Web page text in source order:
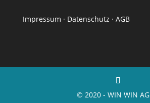
Impressum · Datenschutz · AGB
© 2020 - WIN WIN AG